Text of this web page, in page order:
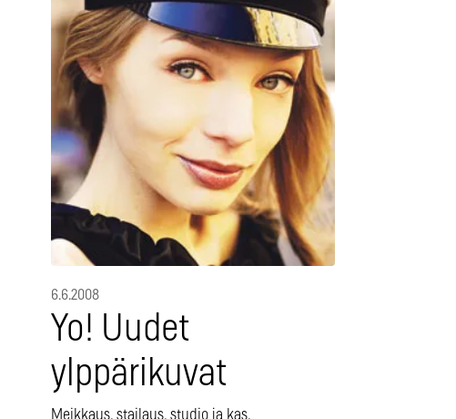
6.6.2008
Yo! Uudet
ylppärikuvat
Meikkaus, stailaus, studio ja kas,